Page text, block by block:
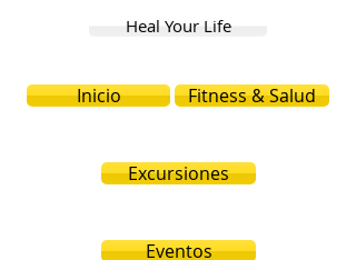
Heal Your Life
Inicio Fitness & Salud
Excursiones
Eventos